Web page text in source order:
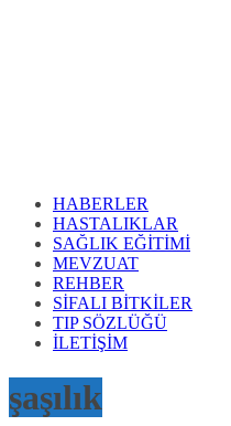
HABERLER
HASTALIKLAR
SAĞLIK EĞİTİMİ
MEVZUAT
REHBER
SİFALI BİTKİLER
TIP SÖZLÜĞÜ
İLETİŞİM
şaşılık